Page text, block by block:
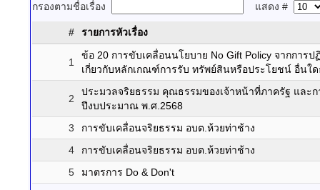
กรองตามชื่อเรื่อง แสดง #
# รายการหัวเรื่อง
1
ข้อ 20 การขับเคลื่อนนโยบาย No Gift Policy จากการ
เกี่ยวกับหลักเกณฑ์การรับ ทรัพย์สินหรือประโยชน์ อื่นใ
2
ประมวลจริยธรรม คุณธรรมของเจ้าหน้าที่ภาครัฐ และ
ปีงบประมาณ พ.ศ.2568
3
การขับเคลื่อนจริยธรรม อบต.ห้วยท่าช้าง
4
การขับเคลื่อนจริยธรรม อบต.ห้วยท่าช้าง
5
มาตรการ Do & Don't